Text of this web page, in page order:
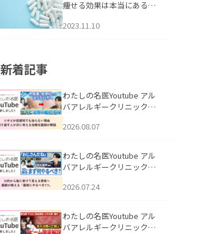
痩せる効果は本当にある
2023.11.10
新着記事
わたしの名医Youtube アル
バアレルギークリニック札
らない理由｜繰り返す人が
説」を公開いたしました。
2026.08.07
わたしの名医Youtube アル
バアレルギークリニック札
える男性へ｜医師が教える
公開いたしました。
2026.07.24
わたしの名医Youtube アル
バアレルギークリニック札